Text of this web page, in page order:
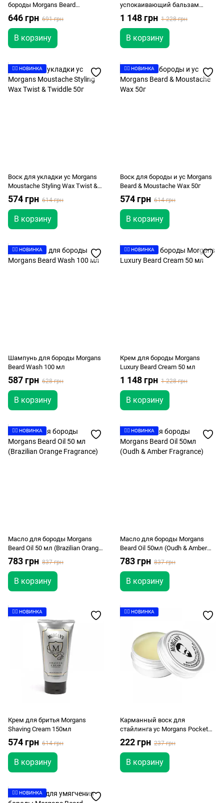
бороды Morgans Beard
Softening Elixir 30 мл
646 грн 691 грн
В корзину
успокаивающий бальзам
после бритья против старения
Morgans Anti-Ageing After-Shave
Balm 100мл
1 148 грн 1 228 грн
В корзину
👉🏻 НОВИНКА
Воск для укладки ус Morgans
Moustache Styling Wax Twist &
Twiddle 50г
574 грн 614 грн
В корзину
👉🏻 НОВИНКА
Воск для бороды и ус Morgans
Beard & Moustache Wax 50г
574 грн 614 грн
В корзину
👉🏻 НОВИНКА
Шампунь для бороды Morgans
Beard Wash 100 мл
587 грн 628 грн
В корзину
👉🏻 НОВИНКА
Крем для бороды Morgans
Luxury Beard Cream 50 мл
1 148 грн 1 228 грн
В корзину
👉🏻 НОВИНКА
Масло для бороды Morgans
Beard Oil 50 мл (Brazilian Orange
Fragrance)
783 грн 837 грн
В корзину
👉🏻 НОВИНКА
Масло для бороды Morgans
Beard Oil 50мл (Oudh & Amber
Fragrance)
783 грн 837 грн
В корзину
👉🏻 НОВИНКА
Крем для бритья Morgans
Shaving Cream 150мл
574 грн 614 грн
В корзину
👉🏻 НОВИНКА
Карманный воск для
стайлинга ус Morgans Pocket
Sized Moustache Styling Wax 15г
222 грн 237 грн
В корзину
👉🏻 НОВИНКА